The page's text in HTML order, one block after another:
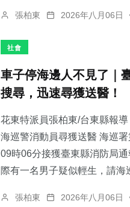
張柏東 2026年八月06日
社會
車子停海邊人不見了｜
搜尋，迅速尋獲送醫！
花東特派員張柏東/台東縣報導
海巡警消動員尋獲送醫 海巡
09時06分接獲臺東縣消防局
際有一名男子疑似輕生，請海
張柏東 2026年八月06日